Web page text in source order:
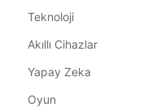
Teknoloji
Akıllı Cihazlar
Yapay Zeka
Oyun